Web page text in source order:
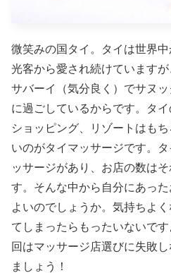
微笑みの国タイ。タイは世界
光客から愛され続けていますが
サバーイ（気分良く）でサヌ
に過ごしているからです。タ
ショッピング、リゾートはも
いのがタイマッサージです。
ッサージがあり、お店の数は
す。そんな中から自分にあっ
よいのでしょうか。 気持ちよ
てしまったらもったいないで
回はマッサージ店選びに失敗
ましょう！